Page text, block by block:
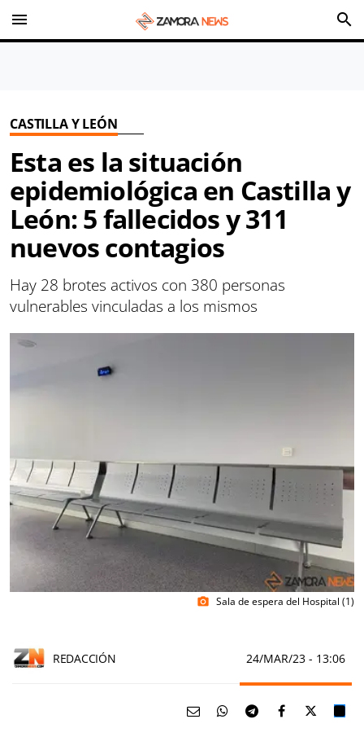
menu search
CASTILLA Y LEÓN
Esta es la situación
epidemiológica en Castilla y
León: 5 fallecidos y 311
nuevos contagios
Hay 28 brotes activos con 380 personas
vulnerables vinculadas a los mismos
photo_camera Sala de espera del Hospital (1)
REDACCIÓN 24/MAR/23 - 13:06